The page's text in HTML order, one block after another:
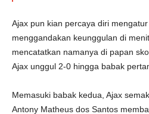
Ajax pun kian percaya diri
menggandakan keunggulan di
mencatatkan namanya di papan
Ajax unggul 2-0 hingga babak
Memasuki babak kedua, Ajax
Antony Matheus dos Santos